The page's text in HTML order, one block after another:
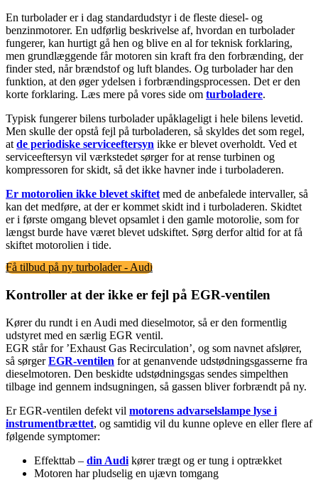
En turbolader er i dag standardudstyr i de fleste diesel- og
benzinmotorer. En udførlig beskrivelse af, hvordan en turbolader
fungerer, kan hurtigt gå hen og blive en al for teknisk forklaring,
men grundlæggende får motoren sin kraft fra den forbrænding, der
finder sted, når brændstof og luft blandes. Og turbolader har den
funktion, at den øger ydelsen i forbrændingsprocessen. Det er den
korte forklaring. Læs mere på vores side om turboladere.
Typisk fungerer bilens turbolader upåklageligt i hele bilens levetid.
Men skulle der opstå fejl på turboladeren, så skyldes det som regel,
at de periodiske serviceeftersyn ikke er blevet overholdt. Ved et
serviceeftersyn vil værkstedet sørger for at rense turbinen og
kompressoren for skidt, så det ikke havner inde i turboladeren.
Er motorolien ikke blevet skiftet med de anbefalede intervaller, så
kan det medføre, at der er kommet skidt ind i turboladeren. Skidtet
er i første omgang blevet opsamlet i den gamle motorolie, som for
længst burde have været blevet udskiftet. Sørg derfor altid for at få
skiftet motorolien i tide.
Få tilbud på ny turbolader - Audi
Kontroller at der ikke er fejl på EGR-ventilen
Kører du rundt i en Audi med dieselmotor, så er den formentlig
udstyret med en særlig EGR ventil.
EGR står for ’Exhaust Gas Recirculation’, og som navnet afslører,
så sørgerEGR-ventilen for at genanvende udstødningsgasserne fra
dieselmotoren. Den beskidte udstødningsgas sendes simpelthen
tilbage ind gennem indsugningen, så gassen bliver forbrændt på ny.
Er EGR-ventilen defekt vil motorens advarselslampe lyse i
instrumentbrættet, og samtidig vil du kunne opleve en eller flere af
følgende symptomer:
Effekttab – din Audi kører trægt og er tung i optrækket
Motoren har pludselig en ujævn tomgang